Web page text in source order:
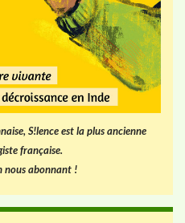
S!lence est la plus ancienne
française.
nous abonnant !